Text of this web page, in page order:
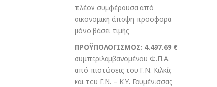
πλέον συμφέρουσα από
οικονομική άποψη προσφορά
μόνο βάσει τιμής
ΠΡΟΫΠΟΛΟΓΙΣΜΟΣ: 4.497,69 €
συμπεριλαμβανομένου Φ.Π.Α.
από πιστώσεις του Γ.Ν. Κιλκίς
και του Γ.Ν. – Κ.Υ. Γουμένισσας